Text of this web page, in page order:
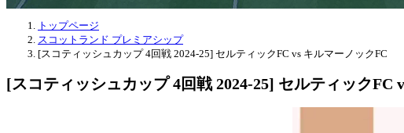
トップページ
スコットランド プレミアシップ
[スコティッシュカップ 4回戦 2024-25] セルティックFC vs キルマーノックFC
[スコティッシュカップ 4回戦 2024-25] セルティックFC